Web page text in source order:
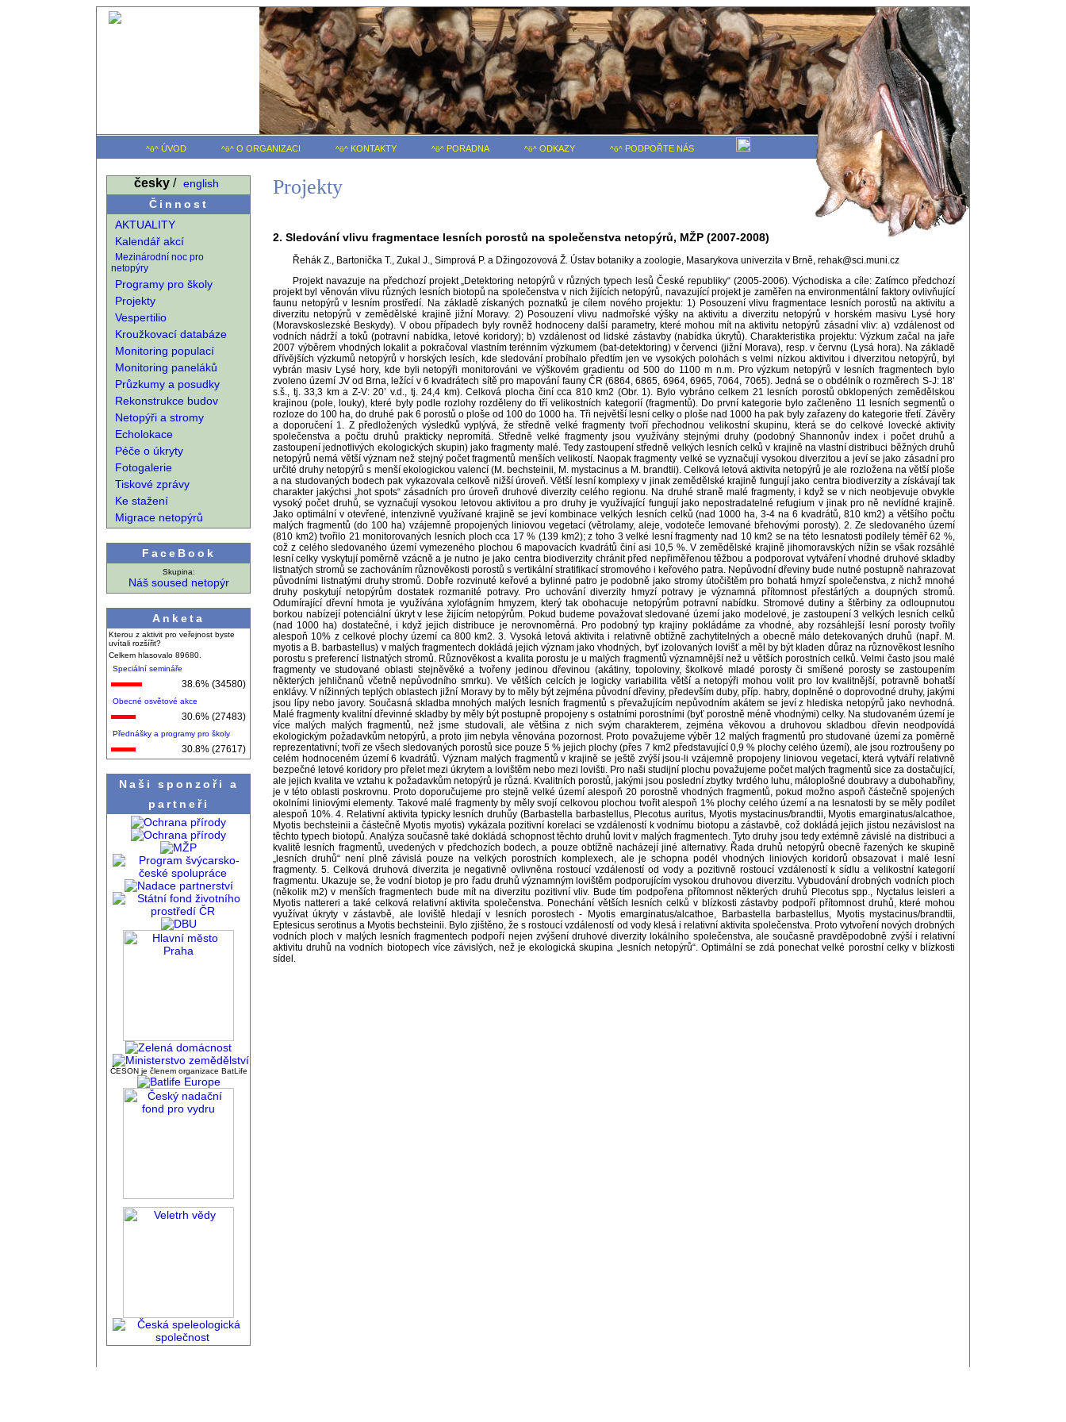
^ö^ÚVOD ^ö^O ORGANIZACI ^ö^KONTAKTY ^ö^PORADNA ^ö^ODKAZY ^ö^PODPOŘTE NÁS
česky / english
Činnost
AKTUALITY
Kalendář akcí
Mezinárodní noc pro
netopýry
Programy pro školy
Projekty
Vespertilio
Kroužkovací databáze
Monitoring populací
Monitoring paneláků
Průzkumy a posudky
Rekonstrukce budov
Netopýři a stromy
Echolokace
Péče o úkryty
Fotogalerie
Tiskové zprávy
Ke stažení
Migrace netopýrů
FaceBook
Skupina:
Náš soused netopýr
Anketa
Kterou z aktivit pro veřejnost byste
uvítali rozšířit?
Celkem hlasovalo 89680.
Speciální semináře
38.6% (34580)
Obecné osvětové akce
30.6% (27483)
Přednášky a programy pro školy
30.8% (27617)
Naši sponzoři a
partneři
ČESON je členem organizace BatLife
Projekty
2. Sledování vlivu fragmentace lesních porostů na společenstva netopýrů, MŽP (2007-2008)
Řehák Z., Bartonička T., Zukal J., Simprová P. a Džingozovová Ž. Ústav botaniky a zoologie, Masarykova univerzita v Brně, rehak@sci.muni.cz
Projekt navazuje na předchozí projekt „Detektoring netopýrů v různých typech lesů České republiky“ (2005-2006). Východiska a cíle: Zatímco předchozí
projekt byl věnován vlivu různých lesních biotopů na společenstva v nich žijících netopýrů, navazující projekt je zaměřen na environmentální faktory ovlivňující
faunu netopýrů v lesním prostředí. Na základě získaných poznatků je cílem nového projektu: 1) Posouzení vlivu fragmentace lesních porostů na aktivitu a
diverzitu netopýrů v zemědělské krajině jižní Moravy. 2) Posouzení vlivu nadmořské výšky na aktivitu a diverzitu netopýrů v horském masivu Lysé hory
(Moravskoslezské Beskydy). V obou případech byly rovněž hodnoceny další parametry, které mohou mít na aktivitu netopýrů zásadní vliv: a) vzdálenost od
vodních nádrží a toků (potravní nabídka, letové koridory); b) vzdálenost od lidské zástavby (nabídka úkrytů). Charakteristika projektu: Výzkum začal na jaře
2007 výběrem vhodných lokalit a pokračoval vlastním terénním výzkumem (bat-detektoring) v červenci (jižní Morava), resp. v červnu (Lysá hora). Na základě
dřívějších výzkumů netopýrů v horských lesích, kde sledování probíhalo předtím jen ve vysokých polohách s velmi nízkou aktivitou i diverzitou netopýrů, byl
vybrán masiv Lysé hory, kde byli netopýři monitorováni ve výškovém gradientu od 500 do 1100 m n.m. Pro výzkum netopýrů v lesních fragmentech bylo
zvoleno území JV od Brna, ležící v 6 kvadrátech sítě pro mapování fauny ČR (6864, 6865, 6964, 6965, 7064, 7065). Jedná se o obdélník o rozměrech S-J: 18’
s.š., tj. 33,3 km a Z-V: 20’ v.d., tj. 24,4 km). Celková plocha činí cca 810 km2 (Obr. 1). Bylo vybráno celkem 21 lesních porostů obklopených zemědělskou
krajinou (pole, louky), které byly podle rozlohy rozděleny do tří velikostních kategorií (fragmentů). Do první kategorie bylo začleněno 11 lesních segmentů o
rozloze do 100 ha, do druhé pak 6 porostů o ploše od 100 do 1000 ha. Tři největší lesní celky o ploše nad 1000 ha pak byly zařazeny do kategorie třetí. Závěry
a doporučení 1. Z předložených výsledků vyplývá, že středně velké fragmenty tvoří přechodnou velikostní skupinu, která se do celkové lovecké aktivity
společenstva a počtu druhů prakticky nepromítá. Středně velké fragmenty jsou využívány stejnými druhy (podobný Shannonův index i počet druhů a
zastoupení jednotlivých ekologických skupin) jako fragmenty malé. Tedy zastoupení středně velkých lesních celků v krajině na vlastní distribuci běžných druhů
netopýrů nemá větší význam než stejný počet fragmentů menších velikostí. Naopak fragmenty velké se vyznačují vysokou diverzitou a jeví se jako zásadní pro
určité druhy netopýrů s menší ekologickou valencí (M. bechsteinii, M. mystacinus a M. brandtii). Celková letová aktivita netopýrů je ale rozložena na větší ploše
a na studovaných bodech pak vykazovala celkově nižší úroveň. Větší lesní komplexy v jinak zemědělské krajině fungují jako centra biodiverzity a získávají tak
charakter jakýchsi „hot spots“ zásadních pro úroveň druhové diverzity celého regionu. Na druhé straně malé fragmenty, i když se v nich neobjevuje obvykle
vysoký počet druhů, se vyznačují vysokou letovou aktivitou a pro druhy je využívající fungují jako nepostradatelné refugium v jinak pro ně nevlídné krajině.
Jako optimální v otevřené, intenzivně využívané krajině se jeví kombinace velkých lesních celků (nad 1000 ha, 3-4 na 6 kvadrátů, 810 km2) a většího počtu
malých fragmentů (do 100 ha) vzájemně propojených liniovou vegetací (větrolamy, aleje, vodoteče lemované břehovými porosty). 2. Ze sledovaného území
(810 km2) tvořilo 21 monitorovaných lesních ploch cca 17 % (139 km2); z toho 3 velké lesní fragmenty nad 10 km2 se na této lesnatosti podílely téměř 62 %,
což z celého sledovaného území vymezeného plochou 6 mapovacích kvadrátů činí asi 10,5 %. V zemědělské krajině jihomoravských nížin se však rozsáhlé
lesní celky vyskytují poměrně vzácně a je nutno je jako centra biodiverzity chránit před nepřiměřenou těžbou a podporovat vytváření vhodné druhové skladby
listnatých stromů se zachováním různověkosti porostů s vertikální stratifikací stromového i keřového patra. Nepůvodní dřeviny bude nutné postupně nahrazovat
původními listnatými druhy stromů. Dobře rozvinuté keřové a bylinné patro je podobně jako stromy útočištěm pro bohatá hmyzí společenstva, z nichž mnohé
druhy poskytují netopýrům dostatek rozmanité potravy. Pro uchování diverzity hmyzí potravy je významná přítomnost přestárlých a doupných stromů.
Odumírající dřevní hmota je využívána xylofágním hmyzem, který tak obohacuje netopýrům potravní nabídku. Stromové dutiny a štěrbiny za odloupnutou
borkou nabízejí potenciální úkryt v lese žijícím netopýrům. Pokud budeme považovat sledované území jako modelové, je zastoupení 3 velkých lesních celků
(nad 1000 ha) dostatečné, i když jejich distribuce je nerovnoměrná. Pro podobný typ krajiny pokládáme za vhodné, aby rozsáhlejší lesní porosty tvořily
alespoň 10% z celkové plochy území ca 800 km2. 3. Vysoká letová aktivita i relativně obtížně zachytitelných a obecně málo detekovaných druhů (např. M.
myotis a B. barbastellus) v malých fragmentech dokládá jejich význam jako vhodných, byť izolovaných lovišť a měl by být kladen důraz na různověkost lesního
porostu s preferencí listnatých stromů. Různověkost a kvalita porostu je u malých fragmentů významnější než u větších porostních celků. Velmi často jsou malé
fragmenty ve studované oblasti stejněvěké a tvořeny jedinou dřevinou (akátiny, topoloviny, školkové mladé porosty či smíšené porosty se zastoupením
některých jehličnanů včetně nepůvodního smrku). Ve větších celcích je logicky variabilita větší a netopýři mohou volit pro lov kvalitnější, potravně bohatší
enklávy. V nížinných teplých oblastech jižní Moravy by to měly být zejména původní dřeviny, především duby, příp. habry, doplněné o doprovodné druhy, jakými
jsou lípy nebo javory. Současná skladba mnohých malých lesních fragmentů s převažujícím nepůvodním akátem se jeví z hlediska netopýrů jako nevhodná.
Malé fragmenty kvalitní dřevinné skladby by měly být postupně propojeny s ostatními porostními (byť porostně méně vhodnými) celky. Na studovaném území je
více malých malých fragmentů, než jsme studovali, ale většina z nich svým charakterem, zejména věkovou a druhovou skladbou dřevin neodpovídá
ekologickým požadavkům netopýrů, a proto jim nebyla věnována pozornost. Proto považujeme výběr 12 malých fragmentů pro studované území za poměrně
reprezentativní; tvoří ze všech sledovaných porostů sice pouze 5 % jejich plochy (přes 7 km2 představující 0,9 % plochy celého území), ale jsou roztroušeny po
celém hodnoceném území 6 kvadrátů. Význam malých fragmentů v krajině se ještě zvýší jsou-li vzájemně propojeny liniovou vegetací, která vytváří relativně
bezpečné letové koridory pro přelet mezi úkrytem a lovištěm nebo mezi lovišti. Pro naši studijní plochu považujeme počet malých fragmentů sice za dostačující,
ale jejich kvalita ve vztahu k požadavkům netopýrů je různá. Kvalitních porostů, jakými jsou poslední zbytky tvrdého luhu, máloplošné doubravy a dubohabřiny,
je v této oblasti poskrovnu. Proto doporučujeme pro stejně velké území alespoň 20 porostně vhodných fragmentů, pokud možno aspoň částečně spojených
okolními liniovými elementy. Takové malé fragmenty by měly svojí celkovou plochou tvořit alespoň 1% plochy celého území a na lesnatosti by se měly podílet
alespoň 10%. 4. Relativní aktivita typicky lesních druhůy (Barbastella barbastellus, Plecotus auritus, Myotis mystacinus/brandtii, Myotis emarginatus/alcathoe,
Myotis bechsteinii a částečně Myotis myotis) vykázala pozitivní korelaci se vzdáleností k vodnímu biotopu a zástavbě, což dokládá jejich jistou nezávislost na
těchto typech biotopů. Analýza současně také dokládá schopnost těchto druhů lovit v malých fragmentech. Tyto druhy jsou tedy extémně závislé na distribuci a
kvalitě lesních fragmentů, uvedených v předchozích bodech, a pouze obtížně nacházejí jiné alternativy. Řada druhů netopýrů obecně řazených ke skupině
„lesních druhů“ není plně závislá pouze na velkých porostních komplexech, ale je schopna podél vhodných liniových koridorů obsazovat i malé lesní
fragmenty. 5. Celková druhová diverzita je negativně ovlivněna rostoucí vzdáleností od vody a pozitivně rostoucí vzdáleností k sídlu a velikostní kategorií
fragmentu. Ukazuje se, že vodní biotop je pro řadu druhů významným lovištěm podporujícím vysokou druhovou diverzitu. Vybudování drobných vodních ploch
(několik m2) v menších fragmentech bude mít na diverzitu pozitivní vliv. Bude tím podpořena přítomnost některých druhů Plecotus spp., Nyctalus leisleri a
Myotis nattereri a také celková relativní aktivita společenstva. Ponechání větších lesních celků v blízkosti zástavby podpoří přítomnost druhů, které mohou
využívat úkryty v zástavbě, ale loviště hledají v lesních porostech - Myotis emarginatus/alcathoe, Barbastella barbastellus, Myotis mystacinus/brandtii,
Eptesicus serotinus a Myotis bechsteinii. Bylo zjištěno, že s rostoucí vzdáleností od vody klesá i relativní aktivita společenstva. Proto vytvoření nových drobných
vodních ploch v malých lesních fragmentech podpoří nejen zvýšení druhové diverzity lokálního společenstva, ale současně pravděpodobně zvýší i relativní
aktivitu druhů na vodních biotopech více závislých, než je ekologická skupina „lesních netopýrů“. Optimální se zdá ponechat velké porostní celky v blízkosti
sídel.